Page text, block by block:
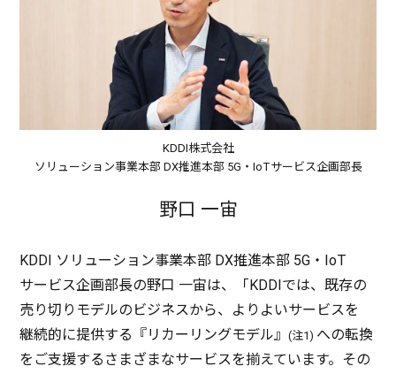
KDDI ソリューション事業本部 DX推進本部 5G・IoT
サービス企画部長の野口 一宙は、「KDDIでは、既存の
売り切り モデルの ビジネスから、よりよいサービスを
継続的に提供する『リカーリングモデル』(注1) への転換
をご支援するさまざまなサービスを揃えています。その
KDDI株式会社
ソリューション事業本部 DX推進本部 5G・IoTサービス企画部長
野口 一宙